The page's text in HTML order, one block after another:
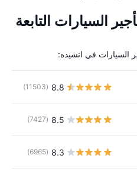
السيارات التابعة
السيارات في انشيده:
8.8
(11503)
8.5
(7427)
8.3
(6965)